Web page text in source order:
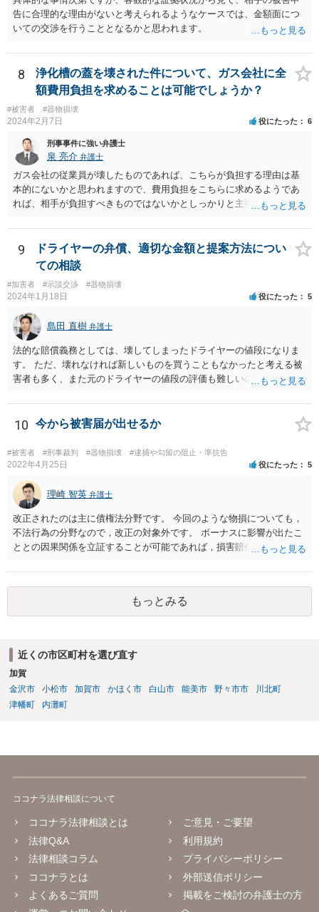
告に合理的な理由がないと考えられるようなケースでは、金額面につ
いての交渉を行うこととなるかと思われます。
8
浄化槽の蓋を壊された件について、ガス会社に全
額費用負担を求めることは可能でしょうか？
#被害者 #器物損壊
2024年2月7日 役にたった 6
刑事事件に強い弁護士
泉 亮介 弁護士
ガス会社の従業員が壊したものであれば、こちらが負担する理由は基
本的にないかと思われますので、費用負担をこちらに求めるようであ
れば、相手が負担すべきものではないかとしっかりと主張されて良い
9
ドライヤーの弁償、適切な金額と提案方法につい
ての相談
#加害者 #示談交渉 #器物損壊
2024年1月18日 役にたった 5
島田 直樹 弁護士
法的な賠償義務としては、壊してしまったドライヤーの値段になりま
す。 ただ、壊れなければ新しいものを買うこともなかったと考える被
害者も多く、また元のドライヤーの値段の評価も難しいので、今後の
く購入したドライヤーの○割、壊したドライヤーの当初販売価格の○割
10 今から被害届が出せるか
#被害者 #刑事裁判 #器物損壊 #逮捕や勾留の阻止・準抗告
2022年4月25日 役にたった 5
理崎 智英 弁護士
改正されたのは主に債権法分野です。 今回のような物損についても，
不法行為の分野なので，改正の対象外です。 ボーナスに影響が出たこ
ととの因果関係を立証することが可能であれば，損害賠償請求（慰謝
ので，３年で時効となります。 更に詳しいアドバイスをご希望であれ
ば，直接，弁護士にご相談いただければと存じます。 これで回答を終
もっとみる
近くの市区町村を選び直す
加賀
金沢市
小松市 加賀市 かほく市 白山市 能美市 野々市市
川北町
津幡町
内灘町
ココナラ法律相談について
ココナラ法律相談とは
法律Q&A
法律相談コラム
ココナラとは
よくあるご質問
ご意見・ご要望
利用規約
プライバシーポリシー
外部送信ポリシー
掲載をご検討の弁護士の方